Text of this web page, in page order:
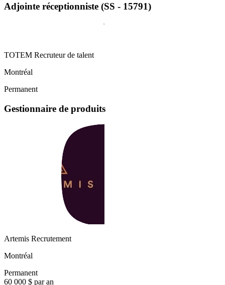
Adjointe réceptionniste (SS - 15791)
TOTEM Recruteur de talent
Montréal
Permanent
Gestionnaire de produits
Artemis Recrutement
Montréal
Permanent
60 000 $ par an